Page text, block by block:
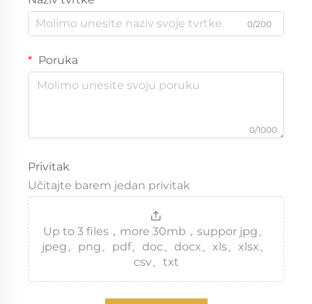
0/200
Poruka
0/1000
Privitak
Učitajte barem jedan privitak
Up to 3 files，more 30mb，suppor jpg、
jpeg、png、pdf、doc、docx、xls、xlsx、
csv、txt